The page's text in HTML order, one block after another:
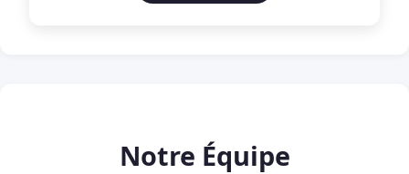
Notre Équipe